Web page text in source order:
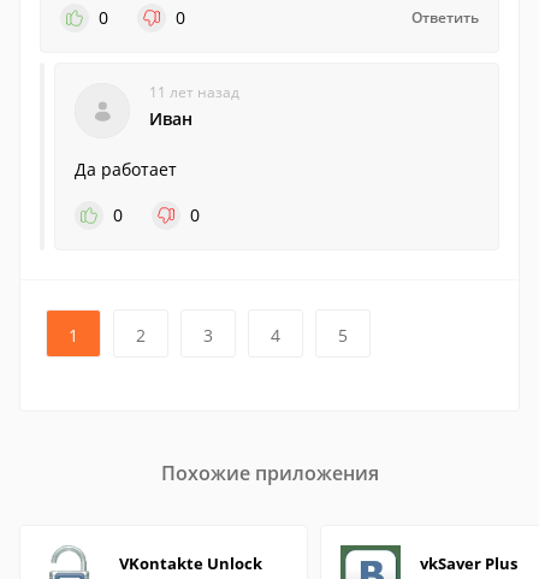
0
0 Ответить
11 лет назад
Иван
Да работает
0
0
1 2 3 4 5
Похожие приложения
VKontakte Unlock vkSaver Plus